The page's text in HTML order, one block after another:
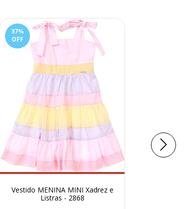
37%
OFF
Vestido MENINA MINI Xadrez e
Listras - 2868